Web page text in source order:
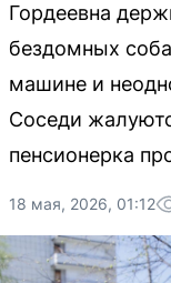
Гордеевна
бездомных
машине и
Соседи
пенсионерка
18 мая, 2026, 01:12